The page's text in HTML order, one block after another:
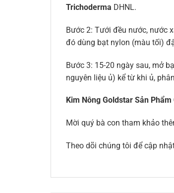
Trichoderma DHNL.
Bước 2: Tưới đều nước, nước
đó dùng bạt nylon (màu tối)
Bước 3: 15-20 ngày sau, mở
nguyên liệu ủ) kể từ khi ủ,
Kim Nông Goldstar Sản
Mời quý bà con tham khảo
Theo dõi chúng tôi để cập